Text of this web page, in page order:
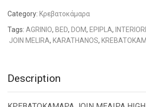
Category: Κρεβατοκάμαρα
Tags: AGRINIO, BED, DOM, EPIPLA,
JOIN MELIRA, KARATHANOS,
Description